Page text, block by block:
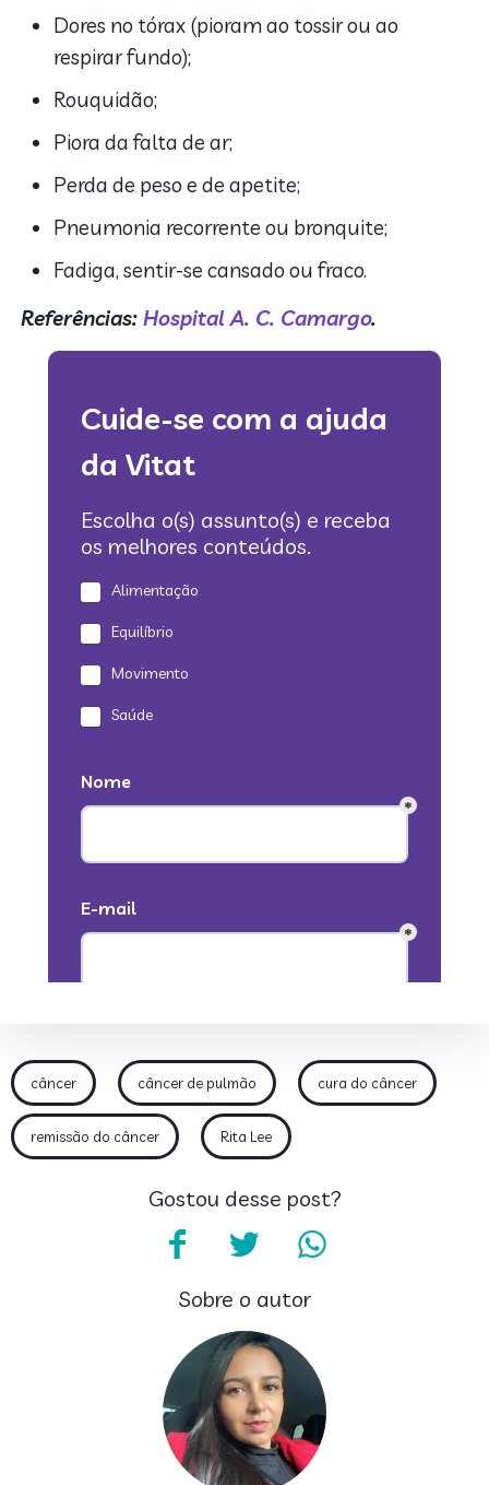
Dores no tórax (pioram ao tossir ou ao
respirar fundo);
Rouquidão;
Piora da falta de ar;
Perda de peso e de apetite;
Pneumonia recorrente ou bronquite;
Fadiga, sentir-se cansado ou fraco.
Referências:Hospital A. C. Camargo.
câncer câncer de pulmão cura do câncer
remissão do câncer Rita Lee
Gostou desse post?
Sobre o autor